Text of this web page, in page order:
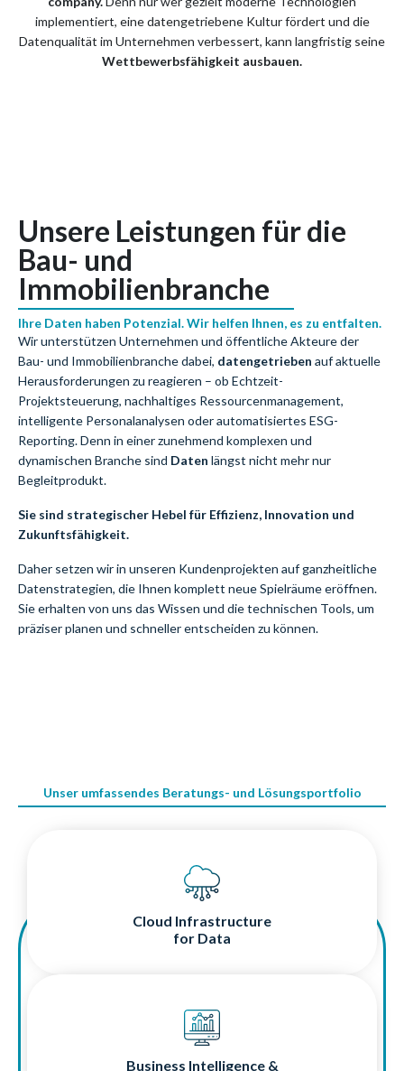
implementiert, eine datengetriebene Kultur fördert und die
Datenqualität im Unternehmen verbessert, kann langfristig seine
Wettbewerbsfähigkeit ausbauen.
Unsere Leistungen für die
Bau- und
Immobilienbranche
Ihre Daten haben Potenzial. Wir helfen Ihnen, es zu entfalten.
Wir unterstützen Unternehmen und öffentliche Akteure der
Bau- und Immobilienbranche dabei, datengetrieben auf aktuelle
Herausforderungen zu reagieren – ob Echtzeit-
Projektsteuerung, nachhaltiges Ressourcenmanagement,
intelligente Personalanalysen oder automatisiertes ESG-
Reporting. Denn in einer zunehmend komplexen und
dynamischen Branche sind Daten längst nicht mehr nur
Begleitprodukt.
Sie sind strategischer Hebel für Effizienz, Innovation und
Zukunftsfähigkeit.
Daher setzen wir in unseren Kundenprojekten auf ganzheitliche
Datenstrategien, die Ihnen komplett neue Spielräume eröffnen.
Sie erhalten von uns das Wissen und die technischen Tools, um
präziser planen und schneller entscheiden zu können.
Unser umfassendes Beratungs- und Lösungsportfolio
Cloud Infrastructure
for Data
Maximale Performance für Ihre Datenströme:
Business Intelligence &
Verwandeln Sie Daten in Erkenntnisse: